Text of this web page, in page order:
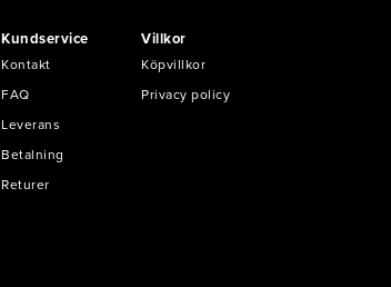
Kundservice
Kontakt
FAQ
Leverans
Betalning
Returer
Villkor
Köpvillkor
Privacy policy